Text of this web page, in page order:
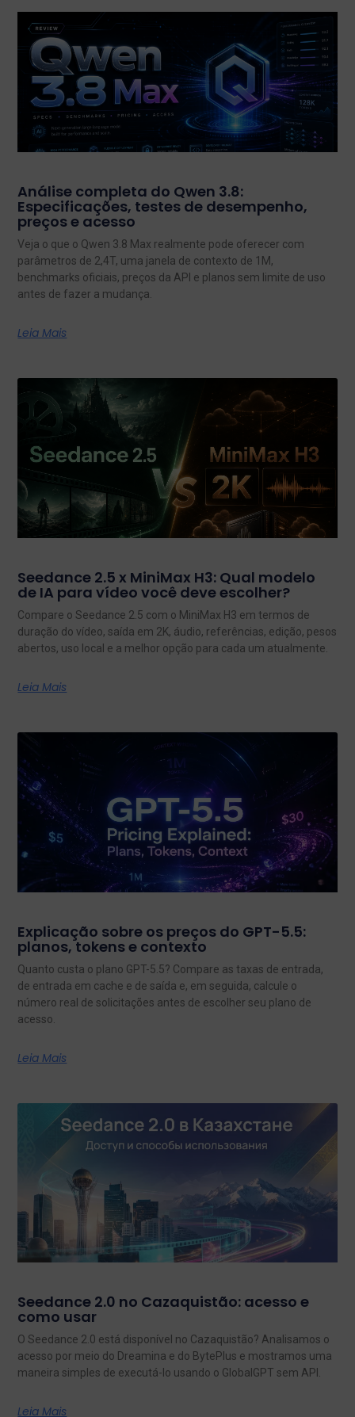
Análise completa do Qwen 3.8:
Especificações, testes de desempenho,
preços e acesso
Veja o que o Qwen 3.8 Max realmente pode oferecer com
parâmetros de 2,4T, uma janela de contexto de 1M,
benchmarks oficiais, preços da API e planos sem limite de uso
antes de fazer a mudança.
Leia Mais
Seedance 2.5 x MiniMax H3: Qual modelo
de IA para vídeo você deve escolher?
Compare o Seedance 2.5 com o MiniMax H3 em termos de
duração do vídeo, saída em 2K, áudio, referências, edição, pesos
abertos, uso local e a melhor opção para cada um atualmente.
Leia Mais
Explicação sobre os preços do GPT-5.5:
planos, tokens e contexto
Quanto custa o plano GPT-5.5? Compare as taxas de entrada,
de entrada em cache e de saída e, em seguida, calcule o
número real de solicitações antes de escolher seu plano de
acesso.
Leia Mais
Seedance 2.0 no Cazaquistão: acesso e
como usar
O Seedance 2.0 está disponível no Cazaquistão? Analisamos o
acesso por meio do Dreamina e do BytePlus e mostramos uma
maneira simples de executá-lo usando o GlobalGPT sem API.
Leia Mais